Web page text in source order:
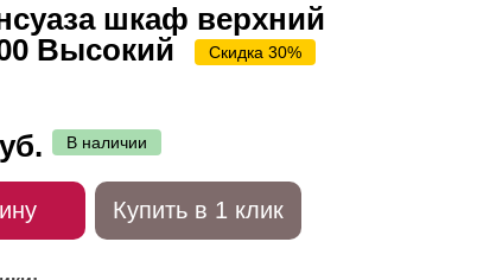
шкаф верхний
Высокий
Скидка 30%
В наличии
Купить в 1 клик